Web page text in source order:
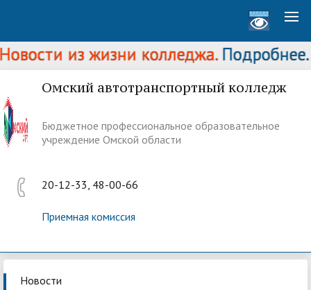
из жизни колледжа.Подробнее...
Омский автотранспортный колледж
Бюджетное профессиональное образовательное
учреждение Омской области
20-12-33, 48-00-66
Приемная комиссия
Новости